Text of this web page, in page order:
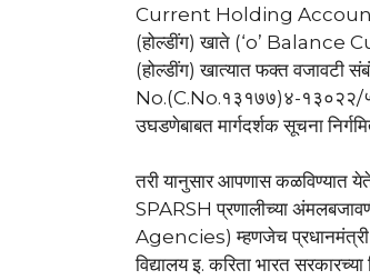
Current Holding Account
(होल्डींग) खाते (‘o’
(होल्डींग) खात्यात फक्त वजावटी
No.(C.No.१३१७७)४-
उघडणेबाबत मार्गदर्शक सूचना
तरी यानुसार आपणास कळविण्यात
SPARSH प्रणालीच्या
Agencies) म्हणजेच प्रधानमंत्री
विद्यालय इ. करिता भारत